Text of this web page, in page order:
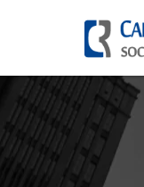
Pular para o conteúdo